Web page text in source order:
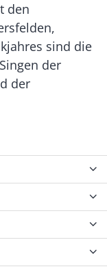
den
sind die
der
der